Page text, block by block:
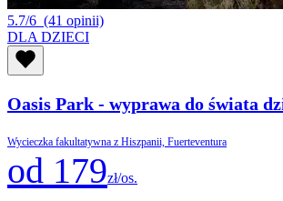
5.7/6 (41 opinii)
DLA DZIECI
Oasis Park - wyprawa do świata
Wycieczka fakultatywna z Hiszpanii, Fuerteventura
od 179zł/os.